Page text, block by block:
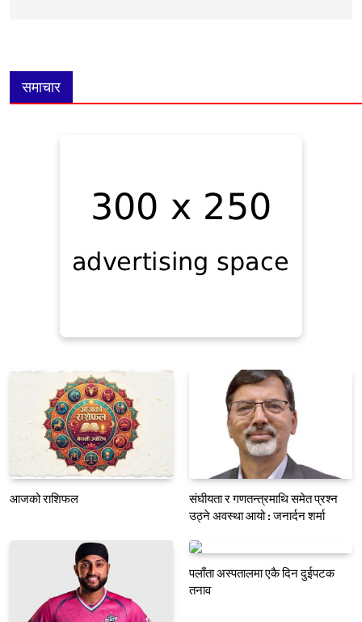
समाचार
आजको राशिफल
संघीयता र गणतन्त्रमाथि समेत प्रश्न
उठ्ने अवस्था आयो : जनार्दन शर्मा
पलाँता अस्पतालमा एकै दिन दुईपटक
तनाव